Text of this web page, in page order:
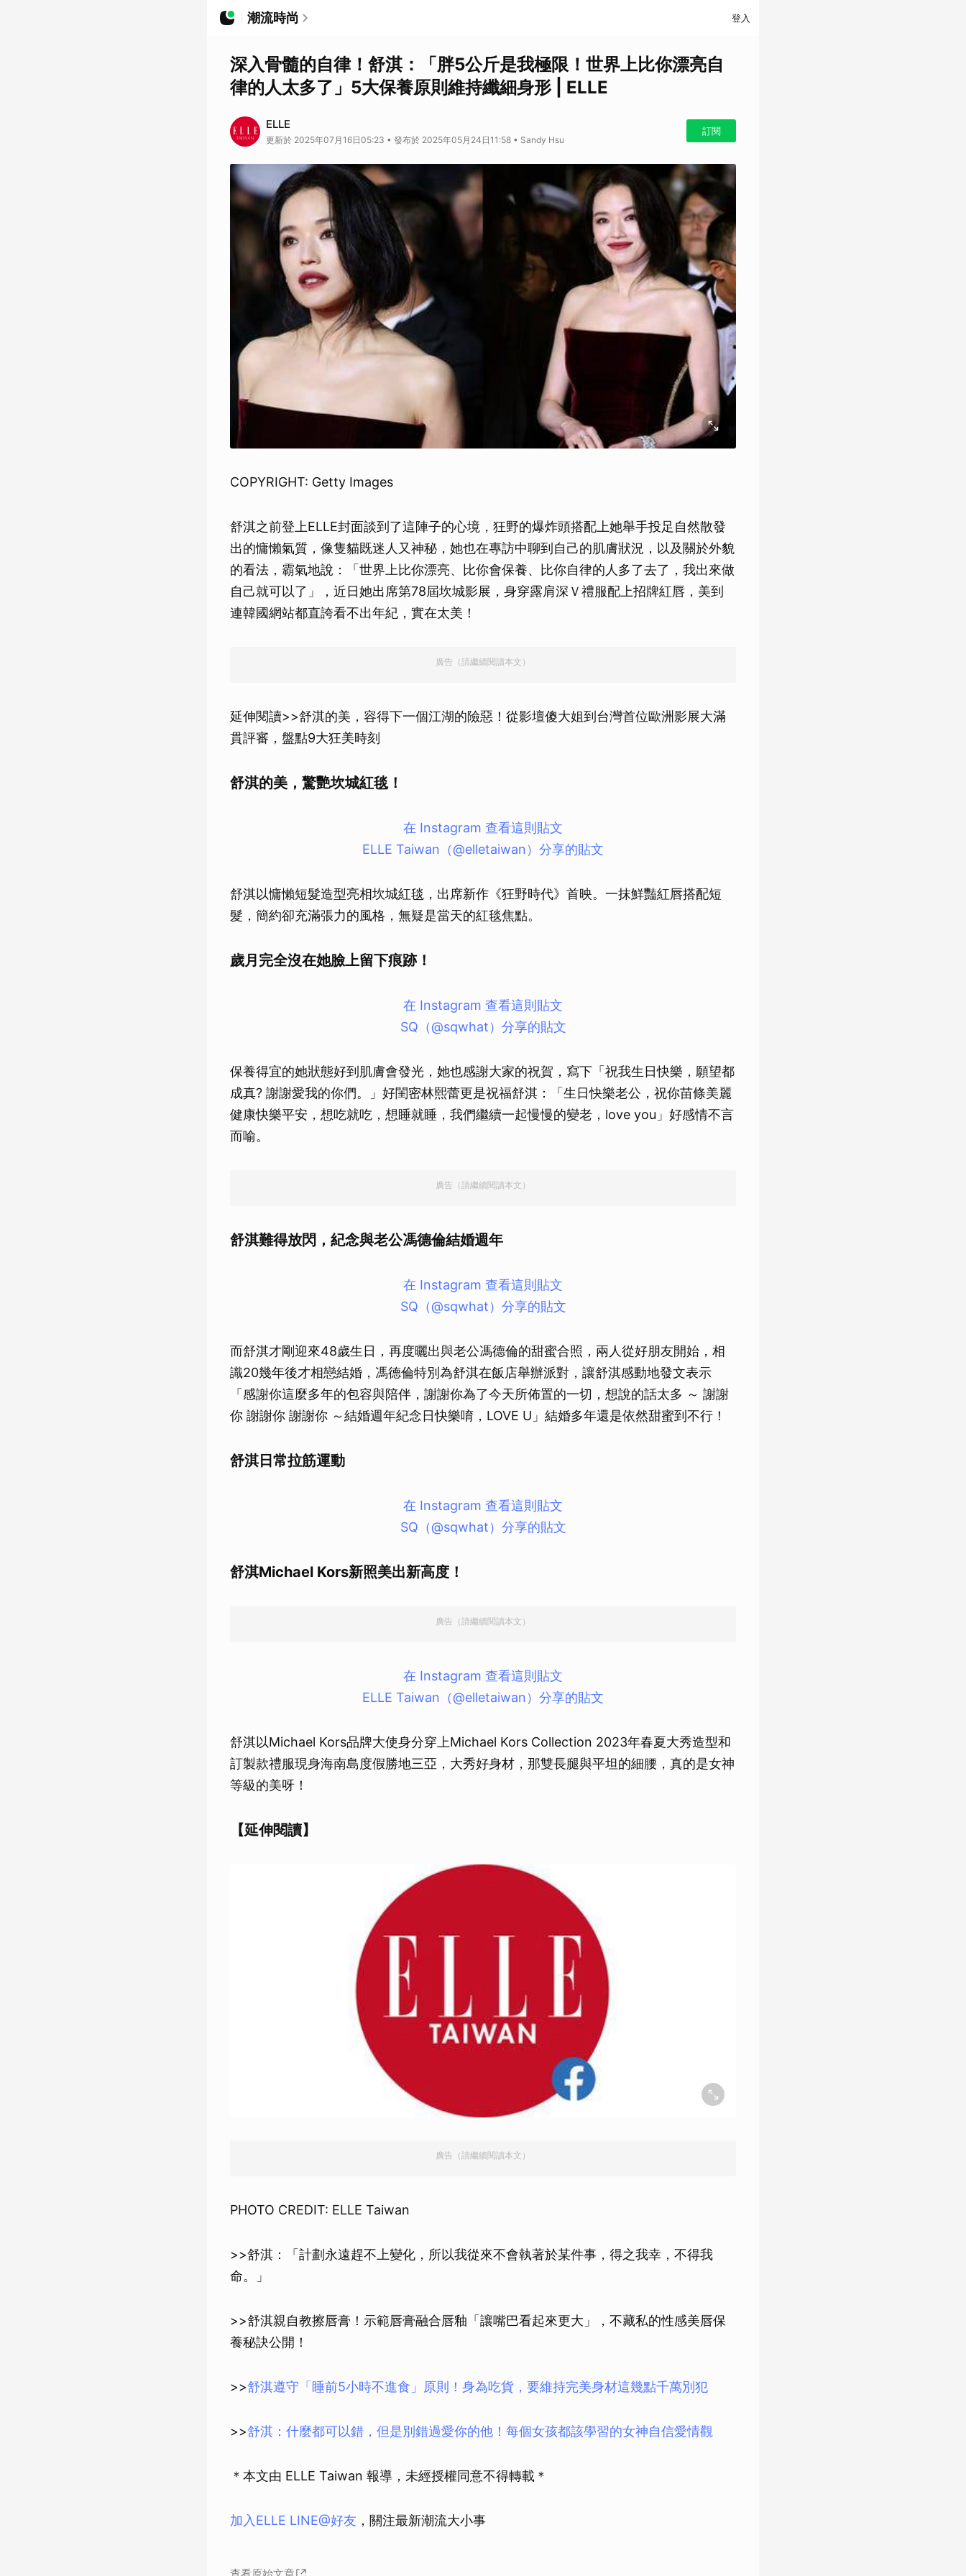
潮流時尚 登入
深入骨髓的自律！舒淇：「胖5公斤是我極限！世界上比你漂亮自
律的人太多了」5大保養原則維持纖細身形 | ELLE
ELLE
更新於 2025年07月16日05:23 • 發布於 2025年05月24日11:58 • Sandy Hsu
訂閱
COPYRIGHT: Getty Images
舒淇之前登上ELLE封面談到了這陣子的心境，狂野的爆炸頭搭配上她舉手投足自然散發
出的慵懶氣質，像隻貓既迷人又神秘，她也在專訪中聊到自己的肌膚狀況，以及關於外貌
的看法，霸氣地說：「世界上比你漂亮、比你會保養、比你自律的人多了去了，我出來做
自己就可以了」，近日她出席第78屆坎城影展，身穿露肩深Ｖ禮服配上招牌紅唇，美到
連韓國網站都直誇看不出年紀，實在太美！
廣告（請繼續閱讀本文）
延伸閱讀>>舒淇的美，容得下一個江湖的險惡！從影壇傻大姐到台灣首位歐洲影展大滿
貫評審，盤點9大狂美時刻
舒淇的美，驚艷坎城紅毯！
在 Instagram 查看這則貼文
ELLE Taiwan（@elletaiwan）分享的貼文
舒淇以慵懶短髮造型亮相坎城紅毯，出席新作《狂野時代》首映。一抹鮮豔紅唇搭配短
髮，簡約卻充滿張力的風格，無疑是當天的紅毯焦點。
歲月完全沒在她臉上留下痕跡！
在 Instagram 查看這則貼文
SQ（@sqwhat）分享的貼文
保養得宜的她狀態好到肌膚會發光，她也感謝大家的祝賀，寫下「祝我生日快樂，願望都
成真? 謝謝愛我的你們。」好閨密林熙蕾更是祝福舒淇：「生日快樂老公，祝你苗條美麗
健康快樂平安，想吃就吃，想睡就睡，我們繼續一起慢慢的變老，love you」好感情不言
而喻。
廣告（請繼續閱讀本文）
舒淇難得放閃，紀念與老公馮德倫結婚週年
在 Instagram 查看這則貼文
SQ（@sqwhat）分享的貼文
而舒淇才剛迎來48歲生日，再度曬出與老公馮德倫的甜蜜合照，兩人從好朋友開始，相
識20幾年後才相戀結婚，馮德倫特別為舒淇在飯店舉辦派對，讓舒淇感動地發文表示
「感謝你這麼多年的包容與陪伴，謝謝你為了今天所佈置的一切，想說的話太多 ～ 謝謝
你 謝謝你 謝謝你 ～結婚週年紀念日快樂唷，LOVE U」結婚多年還是依然甜蜜到不行！
舒淇日常拉筋運動
在 Instagram 查看這則貼文
SQ（@sqwhat）分享的貼文
舒淇Michael Kors新照美出新高度！
廣告（請繼續閱讀本文）
在 Instagram 查看這則貼文
ELLE Taiwan（@elletaiwan）分享的貼文
舒淇以Michael Kors品牌大使身分穿上Michael Kors Collection 2023年春夏大秀造型和
訂製款禮服現身海南島度假勝地三亞，大秀好身材，那雙長腿與平坦的細腰，真的是女神
等級的美呀！
【延伸閱讀】
廣告（請繼續閱讀本文）
PHOTO CREDIT: ELLE Taiwan
>>舒淇：「計劃永遠趕不上變化，所以我從來不會執著於某件事，得之我幸，不得我
命。」
>>舒淇親自教擦唇膏！示範唇膏融合唇釉「讓嘴巴看起來更大」，不藏私的性感美唇保
養秘訣公開！
>>舒淇遵守「睡前5小時不進食」原則！身為吃貨，要維持完美身材這幾點千萬別犯
>>舒淇：什麼都可以錯，但是別錯過愛你的他！每個女孩都該學習的女神自信愛情觀
＊本文由 ELLE Taiwan 報導，未經授權同意不得轉載＊
加入ELLE LINE@好友 ，關注最新潮流大小事
取消